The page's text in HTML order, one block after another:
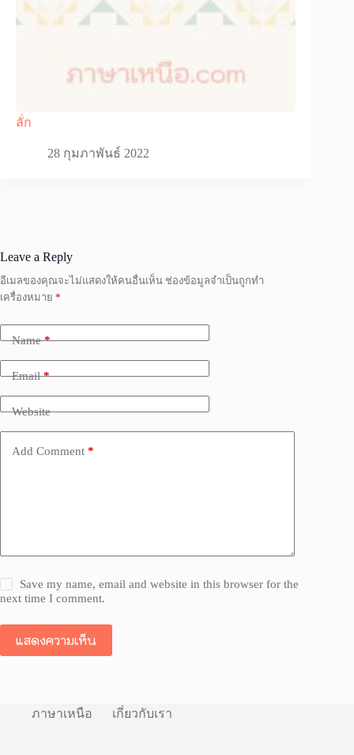
ลั่ก
28 กุมภาพันธ์ 2022
Leave a Reply
อีเมลของคุณจะไม่แสดงให้คนอื่นเห็น ช่องข้อมูลจำเป็นถูกทำ
เครื่องหมาย *
Name*
Email*
Website
Add Comment *
Save my name, email and website in this browser for the
next time I comment.
แสดงความเห็น
ภาษาเหนือ เกี่ยวกับเรา